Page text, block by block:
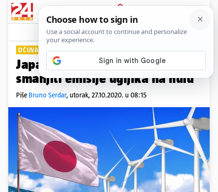
PRIJAVA
Lifestyle Komentari
OČUVANJE OKOLIŠA
Japan do 2050. godine planira
smanjiti emisije ugljika na nulu
Piše Bruno Serdar, utorak, 27.10.2020. u 08:15